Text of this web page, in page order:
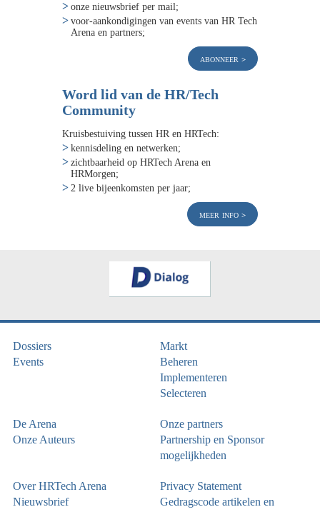
onze nieuwsbrief per mail;
voor-aankondigingen van events van HR Tech
Arena en partners;
abonneer
Word lid van de HR/Tech
Community
Kruisbestuiving tussen HR en HRTech:
kennisdeling en netwerken;
zichtbaarheid op HRTech Arena en
HRMorgen;
2 live bijeenkomsten per jaar;
meer info
Dossiers
Events
Markt
Beheren
Implementeren
Selecteren
De Arena
Onze Auteurs
Onze partners
Partnership en Sponsor
mogelijkheden
Over HRTech Arena
Nieuwsbrief
Privacy Statement
Gedragscode artikelen en